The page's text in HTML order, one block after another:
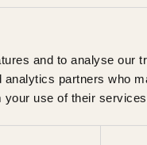
and to analyse our
partners who
your use of their